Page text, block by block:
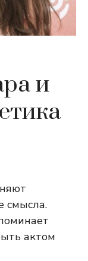
и
смысла.
актом